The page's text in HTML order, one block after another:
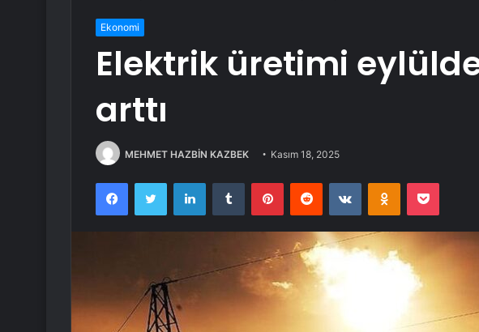
Ekonomi
Elektrik üretimi
arttı
MEHMET HAZBİN KAZBEK Kasım 18, 2025
FacebookTwitter LinkedInTumblr PinterestReddit VKontakteOdnoklassniki
Pocket